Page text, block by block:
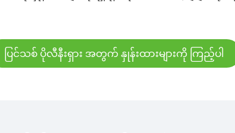
ပြင်သစ် ပိုလီနီးရှား အတွက် နှုန်းထားများကို ကြည့်ပါ